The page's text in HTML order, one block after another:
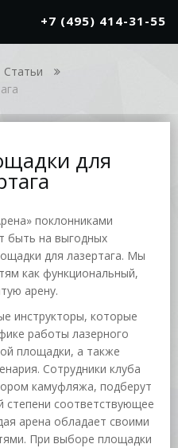
+7 (495) 414-31-55
Статьи
для
поклонниками
быть на выгодных
для лазертага. Мы
как функциональный,
арену.
инструкторы, которые
работы лазерного
площадки, а также
Сотрудники клуба
камуфляжа, подберут
степени соответствующее
арена обладает своими
При выборе площадки